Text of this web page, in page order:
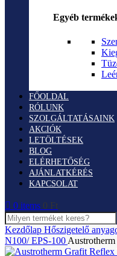
Egyéb
FŐOLDAL
RÓLUNK
SZOLGÁLTATÁSAINK
AKCIÓK
LETÖLTÉSEK
BLOG
ELÉRHETŐSÉG
AJÁNLATKÉRÉS
KAPCSOLAT
0 items 0 Ft
Kezdőlap Hőszigetelő
N100/ EPS-100